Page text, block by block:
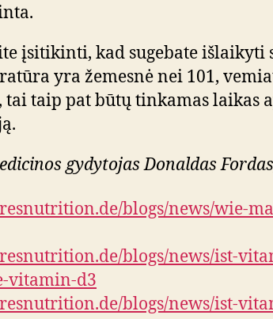
įsitikinti, kad sugebate išlaikyti
yra žemesnė nei 101,
taip pat būtų tinkamas laikas
gydytojas Donaldas
blogs/news/wie-
blogs/news/ist-
vitamin-d3
blogs/news/ist-